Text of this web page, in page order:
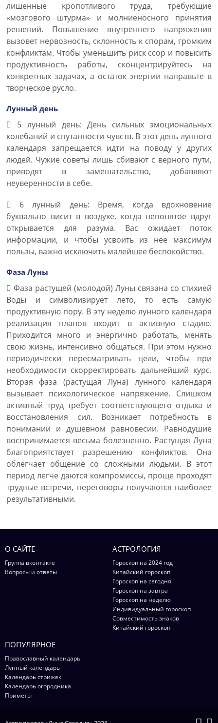
лишенные кропотливого труда, требующие
«мозгового штурма» и молниеносного принятия
решений. Повышение внутреннего напряжения
вызовет нервозность, склонность к спорам, громким
конфликтам. Чтобы уменьшить риск ссор и повысить
продуктивность работы, сконцентрируйтесь на
конкретных задачах, а остаток энергии направьте в
творческое русло.
Лунный день
5 лунный день: День сильных эмоциональных
колебаний и спутанности чувств. В этот день лунного
календаря запрещается идти на поводу у других
людей. Чужие советы лишь сбивают с верного пути,
приводят в замешательство, добавляют
неуверенности в себе.
6 лунный день: Время, когда вдохновение
буквально висит в воздухе, когда непонятое вдруг
открывается для разума. Вас ожидает поток
информации, и чтобы усвоить из нее максимум
пользы, важно исключить малейшее беспокойство.
Фаза Луны
Фаза растущей (молодой) Луны связана со стихией
Воды и символизирует лето, то есть самую
продуктивную пору. В эту неделю лунного календаря
реализация планов входит в активную стадию.
Приходится много и энергично работать, менять
свою жизнь, интенсивно общаться. При этом нужно
периодически пересматривать цели, чтобы при
необходимости скорректировать дальнейший курс.
Вторая фаза (растущая Луна) лунного календаря
вызывает психологическое напряжение. Слишком
активный труд требует соответствующего отдыха и
восстановления сил. Возникает потребность в
понимании и душевном равновесии. Равнодушие
воспринимается весьма болезненно. Растущая Луна
благоприятствует разрешению конфликтов. Она
облегчает общение со сложными людьми. В этот
период легче даются компромиссы, проще проходят
трудные встречи, переговоры получаются наиболее
результативными.
О САЙТЕ
Группа вконтакте
Вопросы и ответы
АСТРОЛОГИЯ
Гороскоп на 2024 год
Китайский гороскоп
Гороскоп на сегодня
Гороскоп на завтра
Гороскоп на неделю
Индивидуальный гороскоп
Совместимость знаков
Китайский гороскоп
ПОПУЛЯРНОЕ
Православный календарь
Лунный календарь
Календарь стрижек
Календарь огородника
Приметы